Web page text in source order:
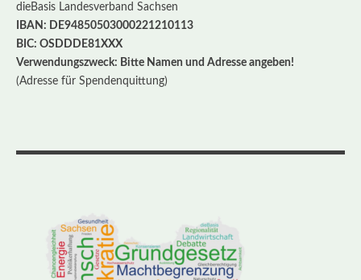
dieBasis Landesverband Sachsen
IBAN: DE94850503000221210113
BIC: OSDDDE81XXX
Verwendungszweck: Bitte Namen und Adresse angeben!
(Adresse für Spendenquittung)